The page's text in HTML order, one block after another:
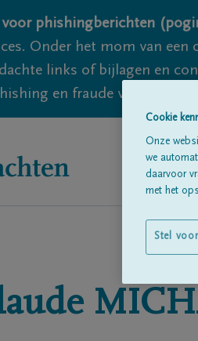
voor phishingberichten
Onder het mom van
links of bijlagen en
en fraude vallen
Cookie
Onze
we
daarvoor
met het
Stel